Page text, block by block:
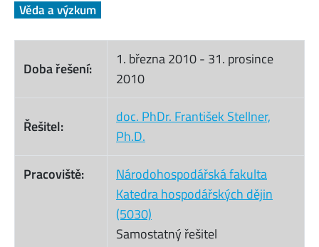
Věda a výzkum
Doba řešení:
1. března 2010- 31. prosince
2010
Řešitel:
doc. PhDr. František Stellner,
Ph.D.
Pracoviště:
Národohospodářská fakulta
Katedra hospodářských dějin
(5030)
Samostatný řešitel